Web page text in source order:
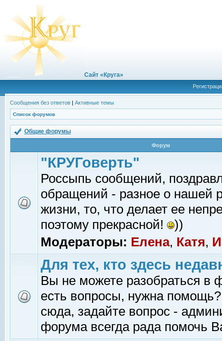
Сайт «Круга»
Сообщения без ответов | Активные темы
Список форумов
Общие форумы
Форум
"КРУГоверть"
Россыпь сообщений,
обращений - разное о нашей
жизни, то, что делает ее
поэтому прекрасной!
))
Модераторы: Елена, Катя,
Для тех, кто здесь
Вы не можете разобраться в
есть вопросы, нужна помощь?
сюда, задайте вопрос -
форума всегда рада помочь